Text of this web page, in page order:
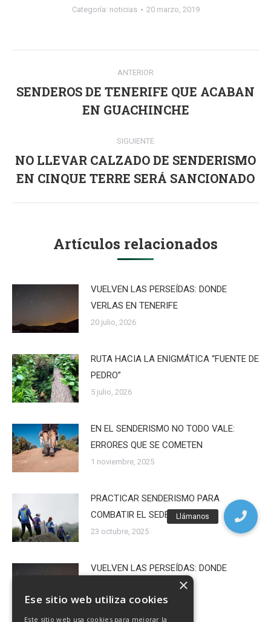
Categoría: noticias 20 marzo, 2019
Navegación
entre
publicaciones
ANTERIOR
Publicación
anterior:
SENDEROS DE TENERIFE QUE ACABAN
EN GUACHINCHE
SIGUIENTE
Publicación
siguiente:
NO LLEVAR CALZADO DE SENDERISMO
EN CINQUE TERRE SERÁ SANCIONADO
Artículos relacionados
VUELVEN LAS PERSEÍDAS: DONDE
VERLAS EN TENERIFE
20 julio, 2026
RUTA HACIA LA ENIGMÁTICA “FUENTE DE
PEDRO”
5 julio, 2026
EN EL SENDERISMO NO TODO VALE:
ERRORES QUE SE COMETEN
1 noviembre, 2025
PRACTICAR SENDERISMO PARA
COMBATIR EL SEDENTARISMO
23 octubre, 2025
VUELVEN LAS PERSEÍDAS: DONDE
20 julio, 2024
Ese sitio web utiliza cookies
Este sitio web usa cookies para mejorar la
×